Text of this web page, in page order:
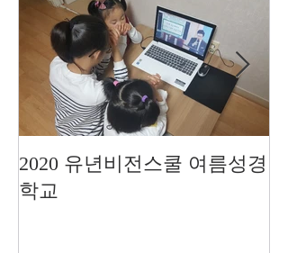
2020 유년비전스쿨 여름성경
학교